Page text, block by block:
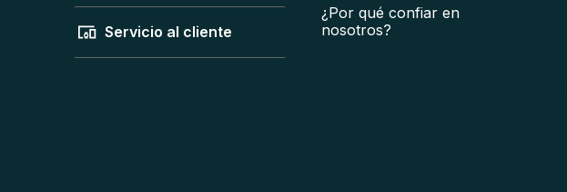
Servicio al cliente
¿Por qué confiar en
nosotros?